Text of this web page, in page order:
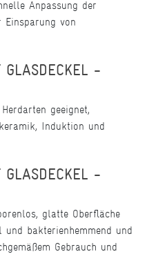
Anpassung der
von
GLASDECKEL -
geeignet,
Induktion und
GLASDECKEL -
glatte Oberfläche
bakterienhemmend und
Gebrauch und